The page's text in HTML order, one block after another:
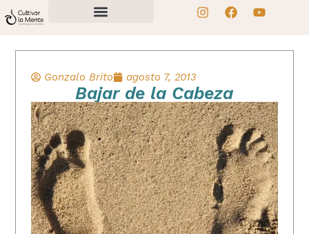
Gonzalo Brito agosto 7, 2013
Bajar de la Cabeza